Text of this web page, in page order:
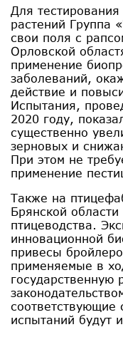
Для
растений Группа
свои поля с
Орловской
применение
заболеваний,
действие и
Испытания,
2020 году,
существенно
зерновых и
При этом не
применение
Также на
Брянской
птицеводства.
инновационной
привесы
применяемые в
государственную
соответствующие
испытаний будут